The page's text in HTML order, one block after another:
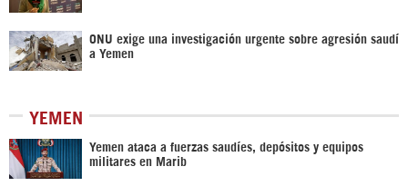
ONU exige una investigación urgente sobre agresión saudí
a Yemen
YEMEN
Yemen ataca a fuerzas saudíes, depósitos y equipos
militares en Marib